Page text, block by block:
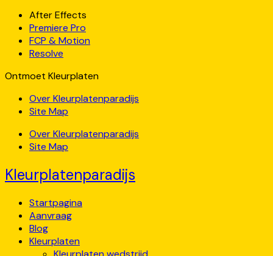
After Effects
Premiere Pro
FCP & Motion
Resolve
Ontmoet Kleurplaten
Over Kleurplatenparadijs
Site Map
Over Kleurplatenparadijs
Site Map
Kleurplatenparadijs
Startpagina
Aanvraag
Blog
Kleurplaten